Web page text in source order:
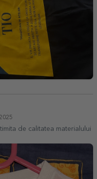
de calitatea materialului